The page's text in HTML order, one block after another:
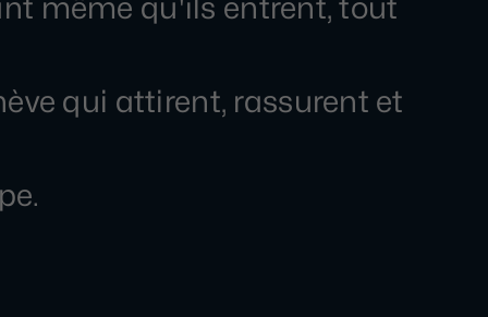
même qu'ils entrent, tout
qui attirent, rassurent et